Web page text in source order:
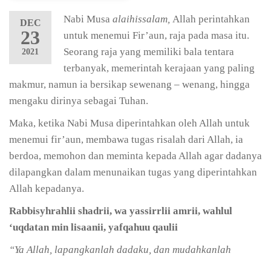
DEC
23
2021
Nabi Musa alaihissalam, Allah perintahkan
untuk menemui Fir’aun, raja pada masa itu.
Seorang raja yang memiliki bala tentara
terbanyak, memerintah kerajaan yang paling
makmur, namun ia bersikap sewenang – wenang, hingga
mengaku dirinya sebagai Tuhan.
Maka, ketika Nabi Musa diperintahkan oleh Allah untuk
menemui fir’aun, membawa tugas risalah dari Allah, ia
berdoa, memohon dan meminta kepada Allah agar dadanya
dilapangkan dalam menunaikan tugas yang diperintahkan
Allah kepadanya.
Rabbisyhrahlii shadrii, wa yassirrlii amrii, wahlul
‘uqdatan min lisaanii, yafqahuu qaulii
“Ya Allah, lapangkanlah dadaku, dan mudahkanlah